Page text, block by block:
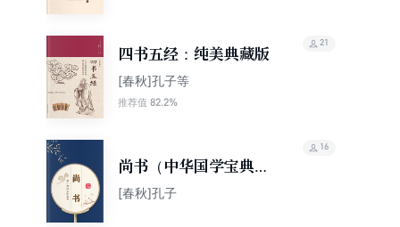
四书五经：纯美典藏版
[春秋]孔子等
推荐值 82.2%
21
尚书（中华国学宝典文
库）
[春秋]孔子
16